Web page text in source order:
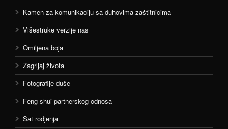
Kamen za komunikaciju sa duhovima zaštitnicima
Višestruke verzije nas
Omiljena boja
Zagrljaj života
Fotografije duše
Feng shui partnerskog odnosa
Sat rodjenja